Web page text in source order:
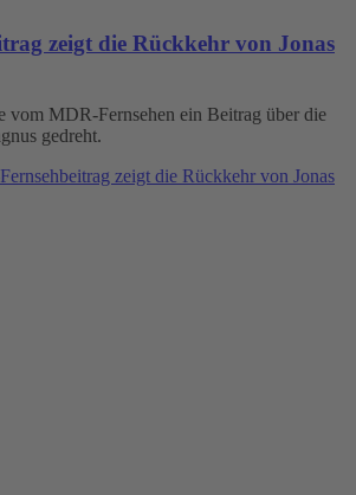
zeigt die Rückkehr von Jonas
vom MDR-Fernsehen ein Beitrag über die
gedreht.
zeigt die Rückkehr von Jonas